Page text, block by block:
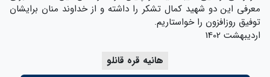
معرفی این دو شهید کمال تشکر را داشته و از خداوند منان برایشان
توفیق روزافزون را خواستاریم.
اردیبهشت 1402
هانیه قره قانلو